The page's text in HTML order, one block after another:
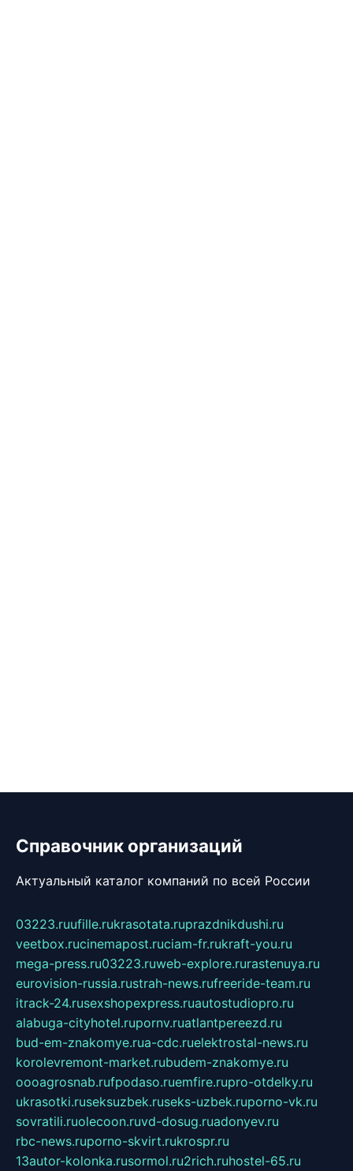
Справочник организаций
Актуальный каталог компаний по всей России
03223.ruufille.rukrasotata.ruprazdnikdushi.ru
veetbox.rucinemapost.ruciam-fr.rukraft-you.ru
mega-press.ru03223.ruweb-explore.rurastenuya.ru
eurovision-russia.rustrah-news.rufreeride-team.ru
itrack-24.rusexshopexpress.ruautostudiopro.ru
alabuga-cityhotel.rupornv.ruatlantpereezd.ru
bud-em-znakomye.rua-cdc.ruelektrostal-news.ru
korolevremont-market.rubudem-znakomye.ru
oooagrosnab.rufpodaso.ruemfire.rupro-otdelky.ru
ukrasotki.ruseksuzbek.ruseks-uzbek.ruporno-vk.ru
sovratili.ruolecoon.ruvd-dosug.ruadonyev.ru
rbc-news.ruporno-skvirt.rukrospr.ru
13autor-kolonka.rusormol.ru2rich.ruhostel-65.ru